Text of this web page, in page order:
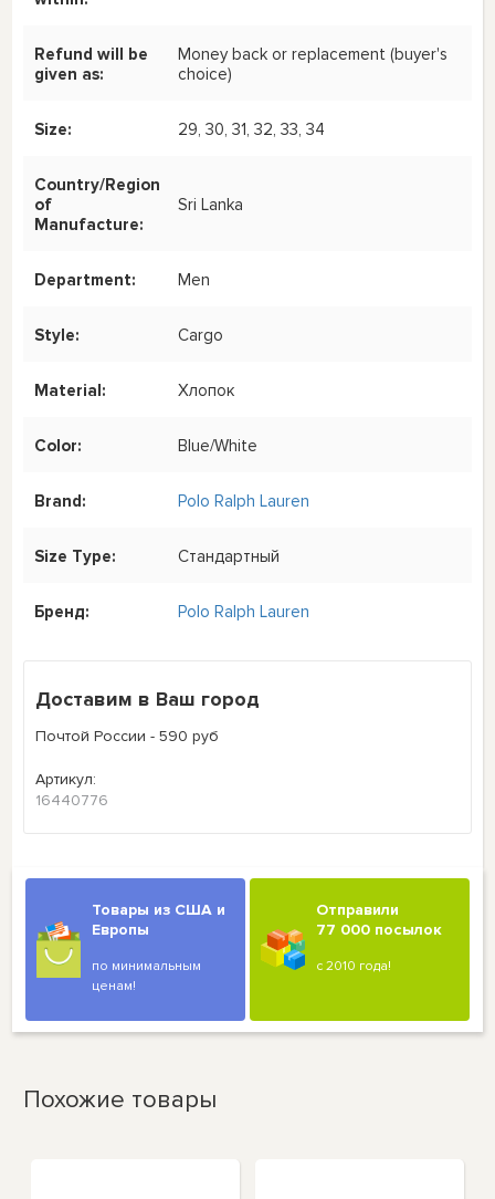
Refund will be
given as:
Money back or replacement (buyer's
choice)
Size: 29, 30, 31, 32, 33, 34
Country/Region
of
Manufacture:
Sri Lanka
Department: Men
Style: Cargo
Material: Хлопок
Color: Blue/White
Brand: Polo Ralph Lauren
Size Type: Стандартный
Бренд: Polo Ralph Lauren
Доставим в Ваш город
Почтой России - 590 руб
Артикул:
16440776
Товары из США и
Европы
по минимальным
ценам!
Отправили
77 000 посылок
с 2010 года!
Похожие товары